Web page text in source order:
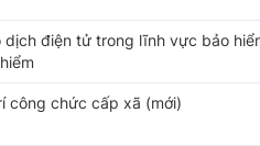
dịch điện tử trong lĩnh vực bảo
công chức cấp xã (mới)